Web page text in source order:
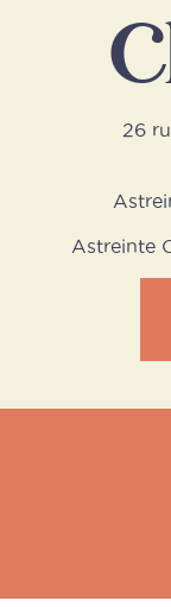
26
Astreinte